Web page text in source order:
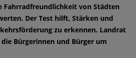
Fahrradfreundlichkeit von Städten
Der Test hilft, Stärken und
zu erkennen. Landrat
Bürgerinnen und Bürger um